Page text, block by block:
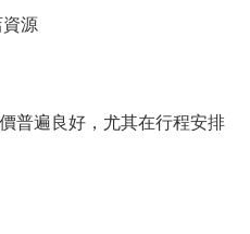
源
普遍良好，尤其在行程安排